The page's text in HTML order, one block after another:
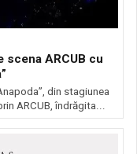
scena ARCUB cu
din stagiunea
ARCUB, îndrăgita...